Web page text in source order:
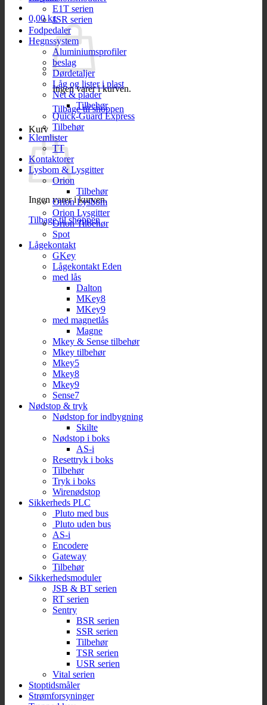
0,00kr.
Ingen varer i kurven.
Tilbage til shoppen
Kurv
Ingen varer i kurven.
Tilbage til shoppen
E1T serien
JSR serien
Fodpedaler
Hegnssystem
Aluminiumsprofiler
beslag
Dørdetaljer
Låg og lister i plast
Net & plader
Tilbehør
Quick-Guard Express
Tilbehør
Klemlister
TT
Kontaktorer
Lysbom & Lysgitter
Orion
Tilbehør
Orion Lysbom
Orion Lysgitter
Orion Tilbehør
Spot
Lågekontakt
GKey
Lågekontakt Eden
med lås
Dalton
MKey8
MKey9
med magnetlås
Magne
Mkey & Sense tilbehør
Mkey tilbehør
Mkey5
Mkey8
Mkey9
Sense7
Nødstop & tryk
Nødstop for indbygning
Skilte
Nødstop i boks
AS-i
Resettryk i boks
Tilbehør
Tryk i boks
Wirenødstop
Sikkerheds PLC
Pluto med bus
Pluto uden bus
AS-i
Encodere
Gateway
Tilbehør
Sikkerhedsmoduler
JSB & BT serien
RT serien
Sentry
BSR serien
SSR serien
Tilbehør
TSR serien
USR serien
Vital serien
Stoptidsmåler
Strømforsyninger